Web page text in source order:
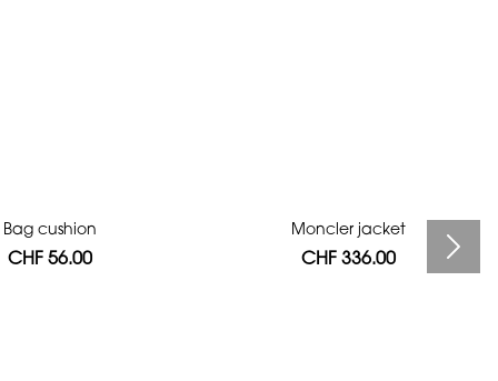
Bag cushion
CHF 56.00
Moncler jacket
CHF 336.00